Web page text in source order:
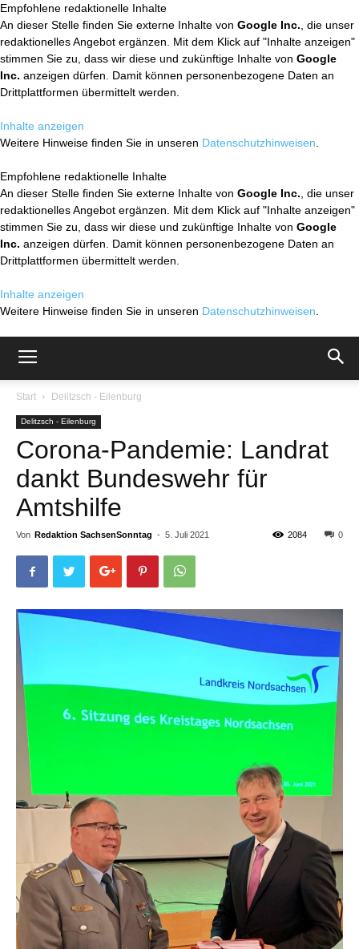
Empfohlene redaktionelle Inhalte
An dieser Stelle finden Sie externe Inhalte von Google Inc. , die unser
redaktionelles Angebot ergänzen. Mit dem Klick auf "Inhalte anzeigen"
stimmen Sie zu, dass wir diese und zukünftige Inhalte von Google
Inc. anzeigen dürfen. Damit können personenbezogene Daten an
Drittplattformen übermittelt werden.
Inhalte anzeigen
Weitere Hinweise finden Sie in unseren Datenschutzhinweisen
Empfohlene redaktionelle Inhalte
An dieser Stelle finden Sie externe Inhalte von Google Inc. , die unser
redaktionelles Angebot ergänzen. Mit dem Klick auf "Inhalte anzeigen"
stimmen Sie zu, dass wir diese und zukünftige Inhalte von Google
Inc. anzeigen dürfen. Damit können personenbezogene Daten an
Drittplattformen übermittelt werden.
Inhalte anzeigen
Weitere Hinweise finden Sie in unseren Datenschutzhinweisen
Start Delitzsch - Eilenburg
Delitzsch - Eilenburg
Corona-Pandemie: Landrat
dankt Bundeswehr für
Amtshilfe
Von Redaktion SachsenSonntag - 5. Juli 2021 0
2084